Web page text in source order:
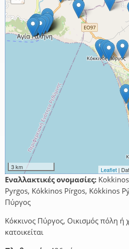
3 km Leaflet |
Εναλλακτικές ονομασίες:
Pyrgos, Kókkinos Pírgos, Kókkinos
Πύργος
Κόκκινος Πύργος, Οικισμός πόλη ή
κατοικείται